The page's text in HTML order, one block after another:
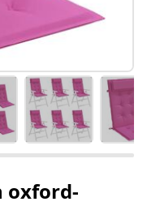
oxford-